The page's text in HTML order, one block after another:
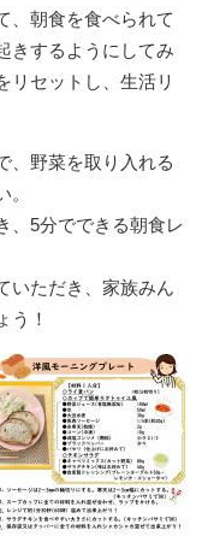
、朝食を食べられて
きするようにしてみ
リセットし、生活リ
、野菜を取り入れる
、5分でできる朝食レ
いただき、家族みん
う！​